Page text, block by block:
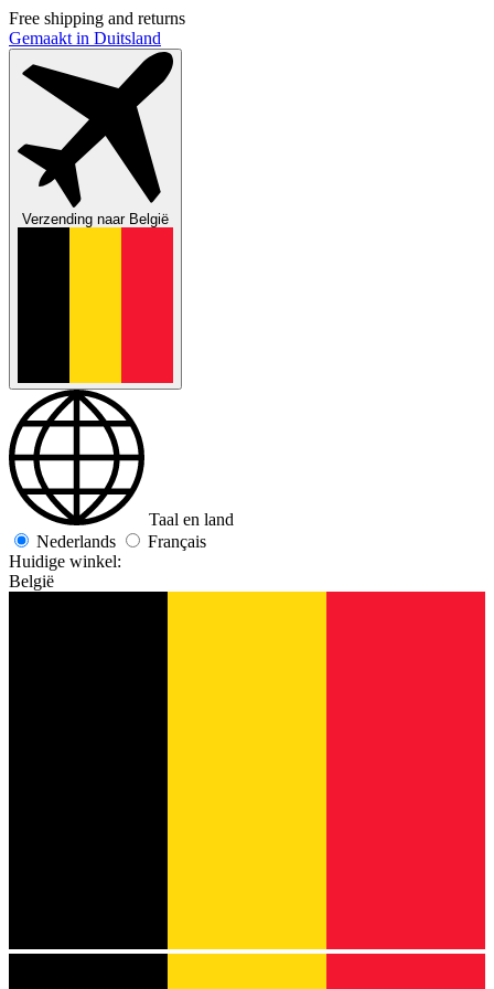
Free shipping and returns
Gemaakt in Duitsland
Verzending naarBelgië
Taal en land
Nederlands
Français
Huidige winkel:
België